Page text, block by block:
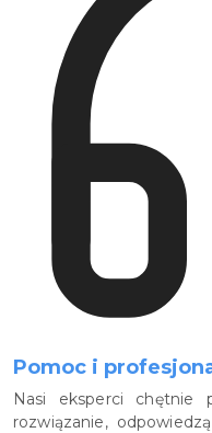
Pomoc i
Nasi eksperci chętnie
rozwiązanie,